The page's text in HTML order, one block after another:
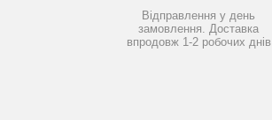
Відправлення у день
замовлення. Доставка
впродовж 1-2 робочих днів